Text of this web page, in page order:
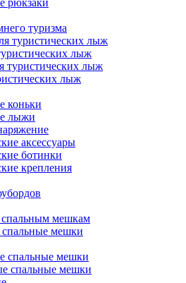
рюкзаки
туризма
туристических лыж
лыж
туристических лыж
лыж
коньки
лыжи
аксессуары
ботинки
крепления
спальным мешкам
мешки
спальные мешки
спальные мешки